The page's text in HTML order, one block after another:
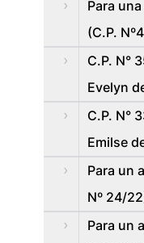
Para
(C.P.
C.P. N°
Evelyn
C.P. N°
Emilse
Para un
Nº 24/
Para un